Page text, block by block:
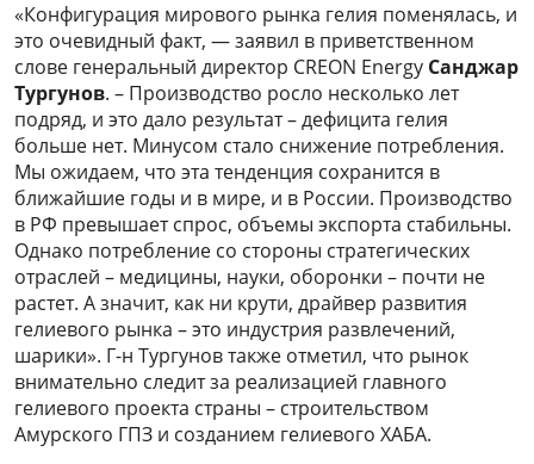
«Конфигурация мирового рынка гелия поменялась, и
это очевидный факт, — заявил в приветственном
слове генеральный директор CREON Energy Санджар
Тургунов. – Производство росло несколько лет
подряд, и это дало результат – дефицита гелия
больше нет. Минусом стало снижение потребления.
Мы ожидаем, что эта тенденция сохранится в
ближайшие годы и в мире, и в России. Производство
в РФ превышает спрос, объемы экспорта стабильны.
Однако потребление со стороны стратегических
отраслей – медицины, науки, оборонки – почти не
растет. А значит, как ни крути, драйвер развития
гелиевого рынка – это индустрия развлечений,
шарики». Г-н Тургунов также отметил, что рынок
внимательно следит за реализацией главного
гелиевого проекта страны – строительством
Амурского ГПЗ и созданием гелиевого ХАБА.